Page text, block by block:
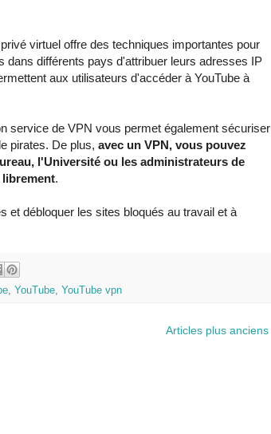
virtuel offre des techniques importantes pour
dans différents pays d'attribuer leurs adresses IP
aux utilisateurs d'accéder à YouTube à
service de VPN vous permet également sécuriser
pirates. De plus, avec un VPN, vous pouvez
l'Université ou les administrateurs de
librement.
et débloquer les sites bloqués au travail et à
, YouTube, YouTube vpn
Articles plus anciens